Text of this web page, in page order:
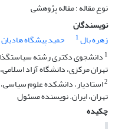
نوع مقاله : مقاله پژوهشی
نویسندگان
زهره بال1 حمید پیشگاه هادیان
1 دانشجوی دکتری رشته
تهران مرکزی، دانشگاه آزاد
2استادیار، دانشکده علوم
تهران، ایران. نویسنده مسئول
چکیده